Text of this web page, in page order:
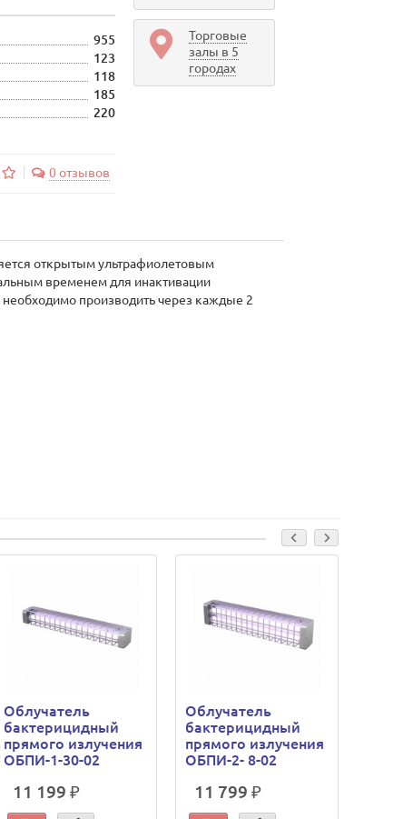
955
123
118
185
220
0 отзывов
Торговые
залы в 5
городах
открытым ультрафиолетовым
временем для инактивации
производить через каждые 2
Облучатель
бактерицидный
прямого излучения
ОБПИ-1-30-02
11 199 ₽
Облучатель
бактерицидный
прямого излучения
ОБПИ-2- 8-02
11 799 ₽